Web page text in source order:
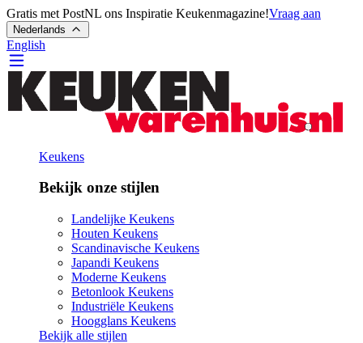
Gratis met PostNL ons Inspiratie Keukenmagazine!Vraag aan
Nederlands
English
Keukens
Bekijk onze stijlen
Landelijke Keukens
Houten Keukens
Scandinavische Keukens
Japandi Keukens
Moderne Keukens
Betonlook Keukens
Industriële Keukens
Hoogglans Keukens
Bekijk alle stijlen